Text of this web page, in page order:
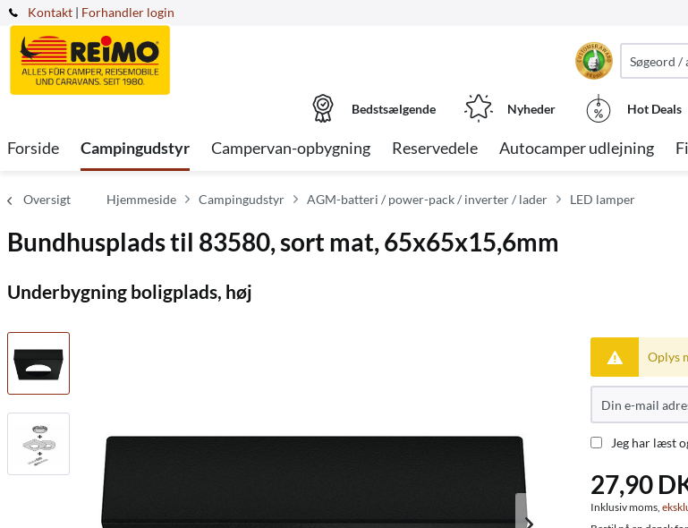
Kontakt | Forhandler login
Bedstsælgende Nyheder Hot Deals
Forside Campingudstyr Campervan-opbygning Reservedele Autocamper udlejning
Oversigt Hjemmeside Campingudstyr AGM-batteri / power-pack / inverter / lader LED lamper
Bundhusplads til 83580, sort mat, 65x65x15,6mm
Underbygning boligplads, høj
Oplys
Jeg har læst
27,90
Inklusiv moms,